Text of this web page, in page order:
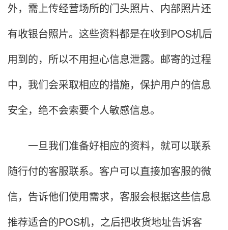
外，需上传经营场所的门头照片、内部照片还
有收银台照片。这些资料都是在收到POS机后
用到的，所以不用担心信息泄露。邮寄的过程
中，我们会采取相应的措施，保护用户的信息
安全，绝不会索要个人敏感信息。
一旦我们准备好相应的资料，就可以联系
随行付的客服联系。客户可以直接加客服的微
信，告诉他们使用需求，客服会根据这些信息
推荐适合的POS机，之后把收货地址告诉客